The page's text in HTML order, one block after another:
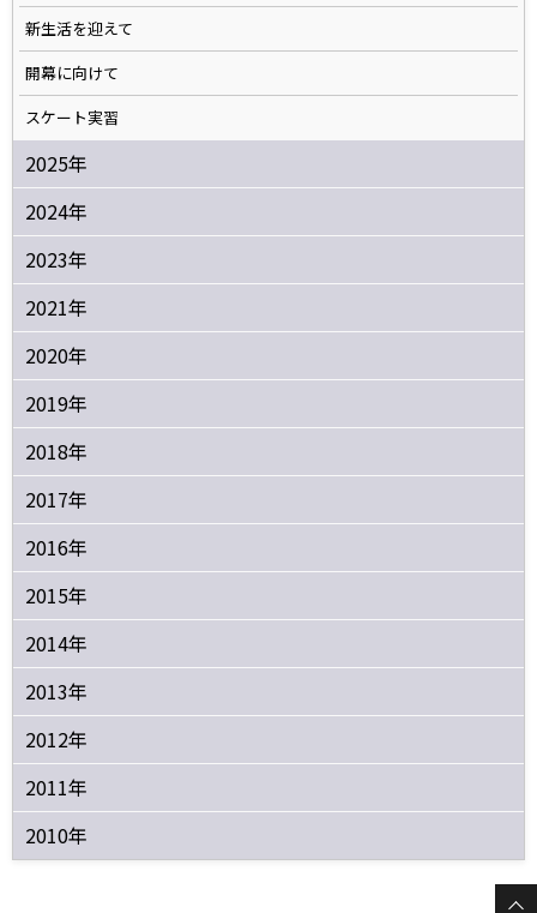
新生活を迎えて
開幕に向けて
スケート実習
2025年
2024年
2023年
2021年
2020年
2019年
2018年
2017年
2016年
2015年
2014年
2013年
2012年
2011年
2010年